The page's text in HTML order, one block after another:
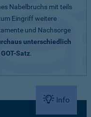
Nabelbruchs mit teils
Eingriff weitere
und Nachsorge
unterschiedlich
Satz.
Info